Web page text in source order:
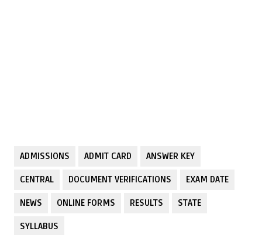
ADMISSIONS ADMIT CARD ANSWER KEY
CENTRAL DOCUMENT VERIFICATIONS EXAM DATE
NEWS ONLINE FORMS RESULTS STATE
SYLLABUS